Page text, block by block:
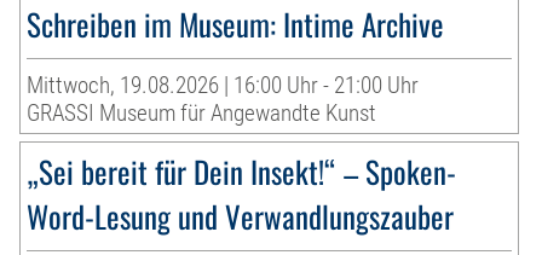
Schreiben im Museum: Intime Archive
Mittwoch, 19.08.2026 | 16:00 Uhr - 21:00 Uhr
GRASSI Museum für Angewandte Kunst
„Sei bereit für Dein Insekt!“ – Spoken-
Word-Lesung und Verwandlungszauber